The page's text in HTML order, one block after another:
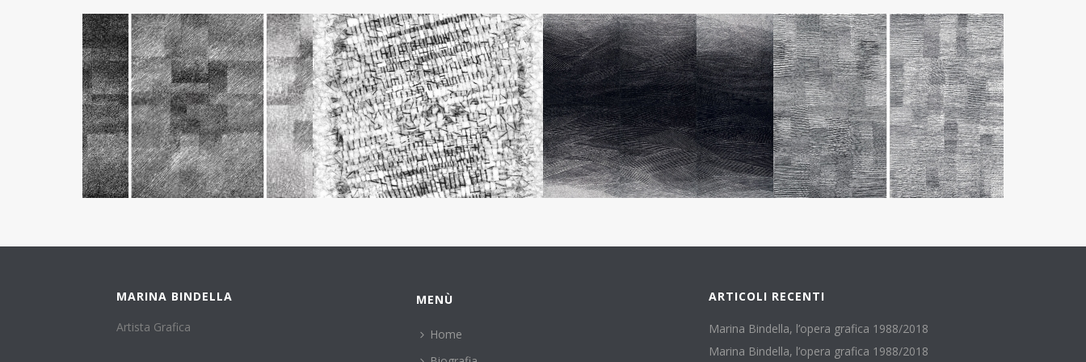
MARINA BINDELLA
Artista Grafica
MENÙ
Home
ARTICOLI RECENTI
Marina Bindella, l’opera grafica 1988/2018
Marina Bindella, l’opera grafica 1988/2018